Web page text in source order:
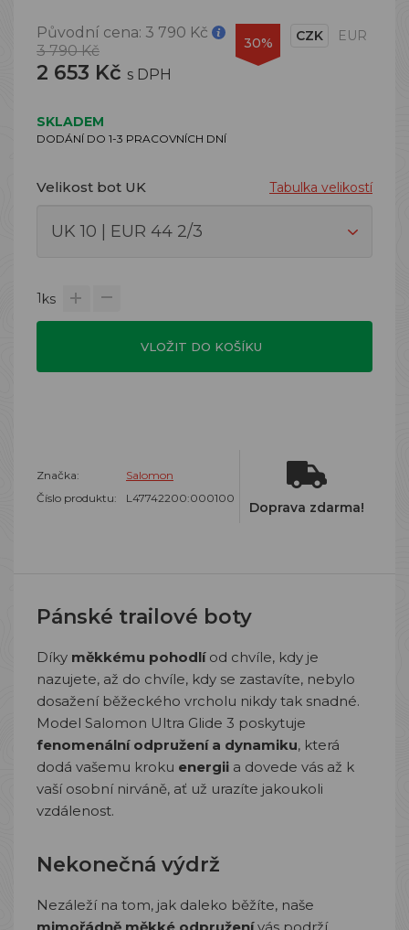
Původní cena: 3 790 Kč
3 790 Kč
2 653 Kč s DPH
30% CZK EUR
SKLADEM
DODÁNÍ DO 1-3 PRACOVNÍCH DNÍ
Velikost bot UK Tabulka velikostí
1ks
VLOŽIT DO KOŠÍKU
Značka:
Salomon
Číslo produktu:
L47742200:000100
Doprava zdarma!
Pánské trailové boty
Díky měkkému pohodlíod chvíle, kdy je
nazujete, až do chvíle, kdy se zastavíte, nebylo
dosažení běžeckého vrcholu nikdy tak snadné.
Model Salomon Ultra Glide 3 poskytuje
fenomenální odpružení a dynamiku, která
dodá vašemu kroku energii a dovede vás až k
vaší osobní nirváně, ať už urazíte jakoukoli
vzdálenost.
Nekonečná výdrž
Nezáleží na tom, jak daleko běžíte, naše